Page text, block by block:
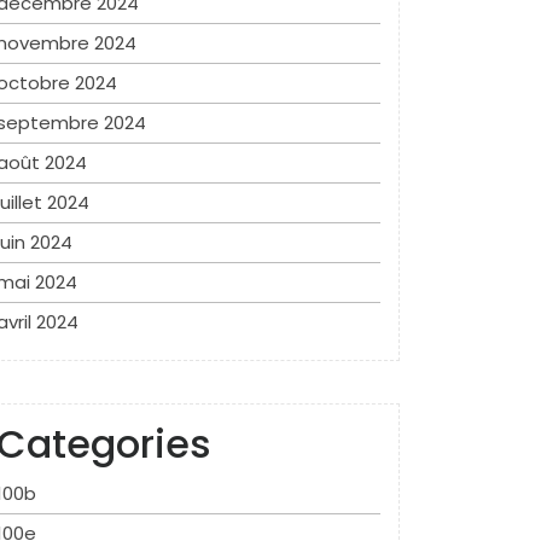
2024
2024
2024
2024
2024
2024
2024
2024